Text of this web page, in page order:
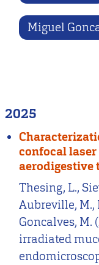
Miguel
2025
confocal
aerodigestive
Thesing, L.,
Aubreville, M.,
Goncalves, M.
irradiated